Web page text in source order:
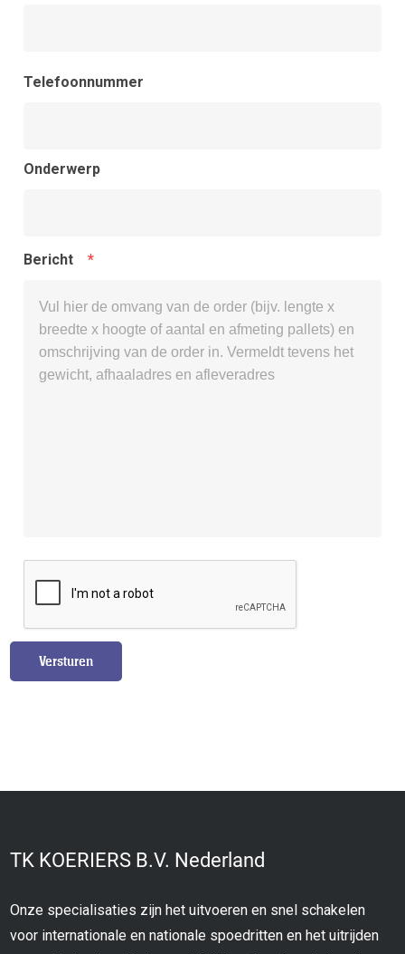
Telefoonnummer
Onderwerp
Bericht *
TK KOERIERS B.V. Nederland
Onze specialisaties zijn het uitvoeren en snel schakelen
voor internationale en nationale spoedritten en het uitrijden